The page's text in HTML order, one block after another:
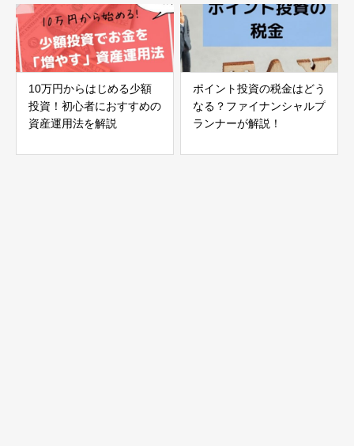
10万円からはじめる少額
投資！初心者におすすめの
資産運用法を解説
ポイント投資の税金はどう
なる？ファイナンシャルプ
ランナーが解説！